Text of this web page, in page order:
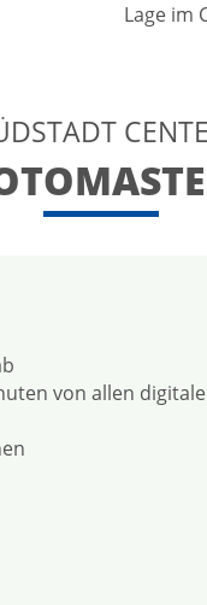
Lage im
von allen